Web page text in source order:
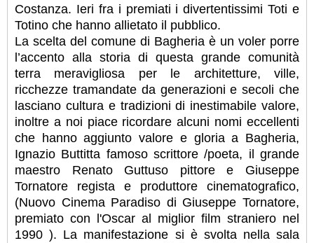
Costanza. Ieri fra i premiati i divertentissimi Toti e
Totino che hanno allietato il pubblico.
La scelta del comune di Bagheria è un voler porre
l’accento alla storia di questa grande comunità
terra meravigliosa per le architetture, ville,
ricchezze tramandate da generazioni e secoli che
lasciano cultura e tradizioni di inestimabile valore,
inoltre a noi piace ricordare alcuni nomi eccellenti
che hanno aggiunto valore e gloria a Bagheria,
Ignazio Buttitta famoso scrittore /poeta, il grande
maestro Renato Guttuso pittore e Giuseppe
Tornatore regista e produttore cinematografico,
(Nuovo Cinema Paradiso di Giuseppe Tornatore,
premiato con l'Oscar al miglior film straniero nel
1990 ). La manifestazione si è svolta nella sala